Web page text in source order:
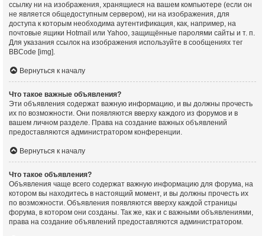
ссылку ни на изображения, хранящиеся на вашем компьютере (если он
не является общедоступным сервером), ни на изображения, для
доступа к которым необходима аутентификация, как, например, на
почтовые ящики Hotmail или Yahoo, защищённые паролями сайты и т. п.
Для указания ссылок на изображения используйте в сообщениях тег
BBCode [img].
Вернуться к началу
Что такое важные объявления?
Эти объявления содержат важную информацию, и вы должны прочесть
их по возможности. Они появляются вверху каждого из форумов и в
вашем личном разделе. Права на создание важных объявлений
предоставляются администратором конференции.
Вернуться к началу
Что такое объявления?
Объявления чаще всего содержат важную информацию для форума, на
котором вы находитесь в настоящий момент, и вы должны прочесть их
по возможности. Объявления появляются вверху каждой страницы
форума, в котором они созданы. Так же, как и с важными объявлениями,
права на создание объявлений предоставляются администратором.